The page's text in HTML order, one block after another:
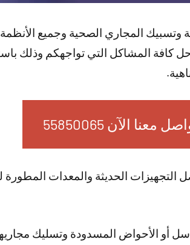
المجاري الصحية وجميع
كافة المشاكل التي تواجهكم وذلك
معنا الآن 55850065
التجهيزات الحديثة والمعدات
الأحواض المسدودة وتسليك